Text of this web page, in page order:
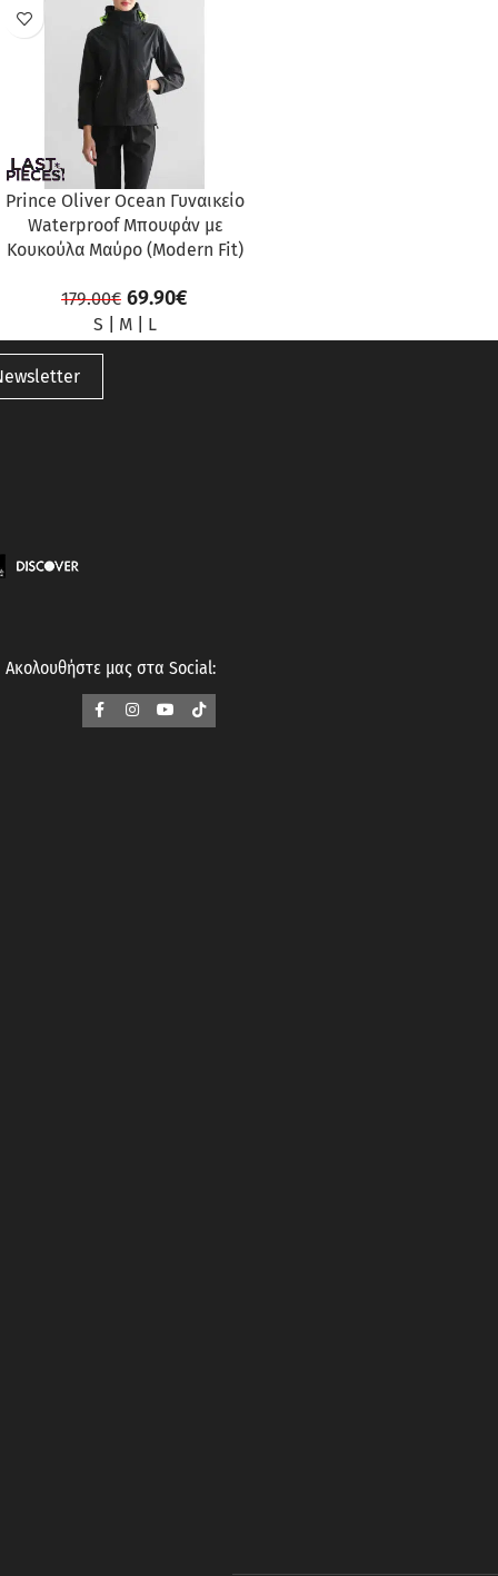
Prince Oliver Ocean Γυναικείο
Waterproof Μπουφάν με
Κουκούλα Μαύρο (Modern Fit)
179.00€ 69.90€
S M| L
Ακολουθήστε μας στα Social: